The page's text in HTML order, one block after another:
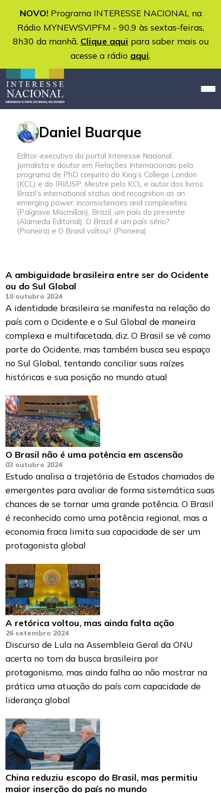
NOVO!Programa INTERESSE NACIONAL na
Rádio MYNEWSVIPFM - 90.9 às sextas-feiras,
8h30 da manhã. Clique aqui para saber mais ou
acesse a rádio aqui.
Daniel Buarque
Editor-executivo do portal Interesse Nacional.
Jornalista e doutor em Relações Internacionais pelo
programa de PhD conjunto do King’s College London
(KCL) e do IRI/USP. Mestre pelo KCL e autor dos livros
Brazil’s international status and recognition as an
emerging power: inconsistencies and complexities
(Palgrave Macmillan), Brazil, um país do presente
(Alameda Editorial), O Brazil é um país sério?
(Pioneira) e O Brasil voltou? (Pioneira)
A ambiguidade brasileira entre ser do Ocidente
ou do Sul Global
10 outubro 2024
A identidade brasileira se manifesta na relação do
país com o Ocidente e o Sul Global de maneira
complexa e multifacetada, diz. O Brasil se vê como
parte do Ocidente, mas também busca seu espaço
no Sul Global, tentando conciliar suas raízes
históricas e sua posição no mundo atual
O Brasil não é uma potência em ascensão
03 outubro 2024
Estudo analisa a trajetória de Estados chamados de
emergentes para avaliar de forma sistemática suas
chances de se tornar uma grande potência. O Brasil
é reconhecido como uma potência regional, mas a
economia fraca limita sua capacidade de ser um
protagonista global
A retórica voltou, mas ainda falta ação
26 setembro 2024
Discurso de Lula na Assembleia Geral da ONU
acerta no tom da busca brasileira por
protagonismo, mas ainda falha ao não mostrar na
prática uma atuação do país com capacidade de
liderança global
China reduziu escopo do Brasil, mas permitiu
maior inserção do país no mundo